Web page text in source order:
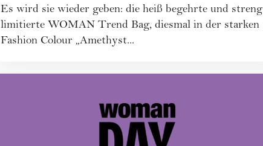
Es wird sie wieder geben: die heiß begehrte und streng
limitierte WOMAN Trend Bag, diesmal in der starken
Fashion Colour „Amethyst...